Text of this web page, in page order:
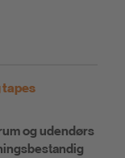
og udendørs